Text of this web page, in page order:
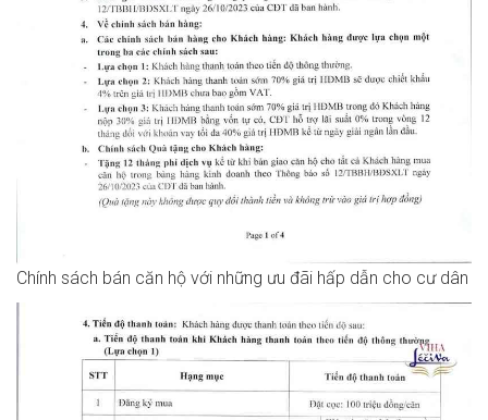
Chính sách bán căn hộ với những ưu đãi hấp dẫn cho cư dân